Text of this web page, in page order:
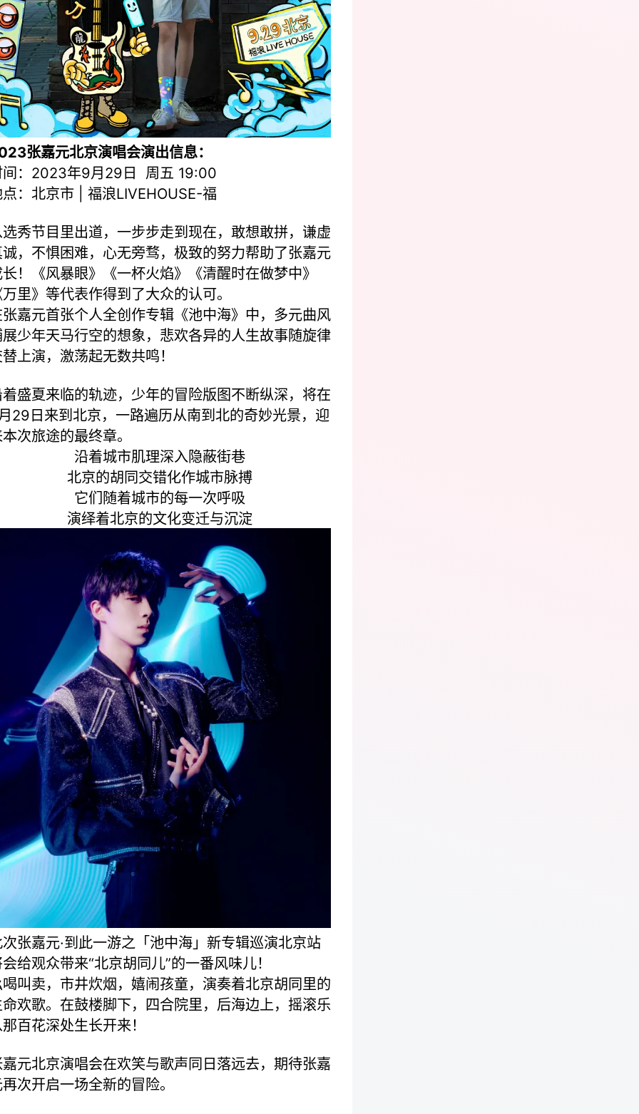
张嘉元北京演唱会演出信息：
间：2023年9月29日 周五 19:00
：北京市 | 福浪LIVEHOUSE-福
秀节目里出道，一步步走到现在，敢想敢拼，谦虚
，不惧困难，心无旁骛，极致的努力帮助了张嘉元
！《风暴眼》《一杯火焰》《清醒时在做梦中》
里》等代表作得到了大众的认可。
嘉元首张个人全创作专辑《池中海》中，多元曲风
少年天马行空的想象，悲欢各异的人生故事随旋律
上演，激荡起无数共鸣！
盛夏来临的轨迹，少年的冒险版图不断纵深，将在
29日来到北京，一路遍历从南到北的奇妙光景，迎
次旅途的最终章。
沿着城市肌理深入隐蔽街巷
北京的胡同交错化作城市脉搏
它们随着城市的每一次呼吸
演绎着北京的文化变迁与沉淀
张嘉元·到此一游之「池中海」新专辑巡演北京站
给观众带来“北京胡同儿”的一番风味儿！
叫卖，市井炊烟，嬉闹孩童，演奏着北京胡同里的
欢歌。在鼓楼脚下，四合院里，后海边上，摇滚乐
百花深处生长开来！
元北京演唱会在欢笑与歌声同日落远去，期待张嘉
次开启一场全新的冒险。